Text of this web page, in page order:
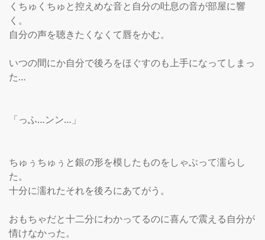
くちゅくちゅと控えめな音と自分の吐息の音が部屋に響
く。
自分の声を聴きたくなくて唇をかむ。
いつの間にか自分で後ろをほぐすのも上手になってしまっ
た…
「っふ…ンン…」
ちゅぅちゅぅと銀の形を模したものをしゃぶって濡らし
た。
十分に濡れたそれを後ろにあてがう。
おもちゃだと十二分にわかってるのに喜んで震える自分が
情けなかった。